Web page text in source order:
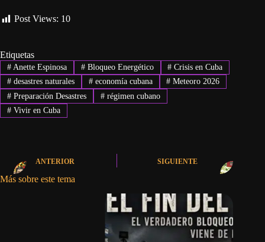
Post Views: 10
Etiquetas
#Anette Espinosa #Bloqueo Energético # Crisis en Cuba
#desastres naturales #economía cubana # Meteoro 2026
#Preparación Desastres #régimen cubano
#Vivir en Cuba
ANTERIOR SIGUIENTE
Más sobre este tema